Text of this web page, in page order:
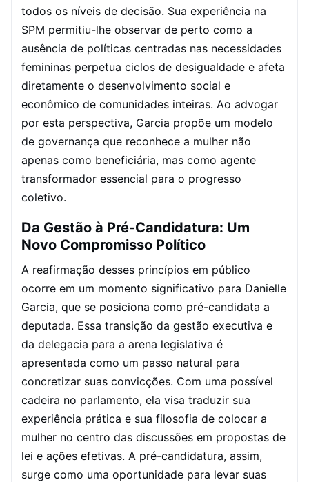
todos os níveis de decisão. Sua experiência na
SPM permitiu-lhe observar de perto como a
ausência de políticas centradas nas necessidades
femininas perpetua ciclos de desigualdade e afeta
diretamente o desenvolvimento social e
econômico de comunidades inteiras. Ao advogar
por esta perspectiva, Garcia propõe um modelo
de governança que reconhece a mulher não
apenas como beneficiária, mas como agente
transformador essencial para o progresso
coletivo.
Da Gestão à Pré-Candidatura: Um
Novo Compromisso Político
A reafirmação desses princípios em público
ocorre em um momento significativo para Danielle
Garcia, que se posiciona como pré-candidata a
deputada. Essa transição da gestão executiva e
da delegacia para a arena legislativa é
apresentada como um passo natural para
concretizar suas convicções. Com uma possível
cadeira no parlamento, ela visa traduzir sua
experiência prática e sua filosofia de colocar a
mulher no centro das discussões em propostas de
lei e ações efetivas. A pré-candidatura, assim,
surge como uma oportunidade para levar suas